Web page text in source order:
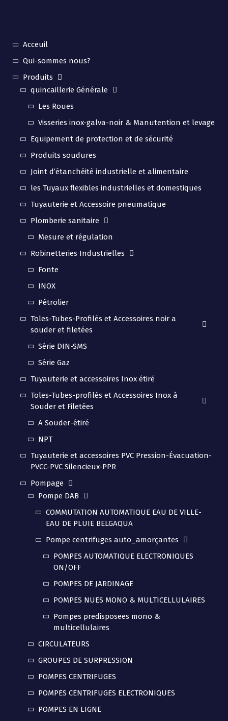
Acceuil
Qui-sommes nous?
Produits
quincaillerie Générale
Les Roues
Visseries inox-galva-noir & Manutention et levage
Equipement de protection et de sécurité
Produits soudures
Joint d’étanchéité industrielle et alimentaire
les Tuyaux flexibles industrielles et domestiques
Tuyauterie et Accessoire pneumatique
Plomberie sanitaire
Mesure et régulation
Robinetteries Industrielles
Fonte
INOX
Pétrolier
Toles-Tubes-Profilés et Accessoires noir a
souder et filetées
Série DIN-SMS
Série Gaz
Tuyauterie et accessoires Inox étiré
Toles-Tubes-profilés et Accessoires Inox à
Souder et Filetées
A Souder-étiré
NPT
Tuyauterie et accessoires PVC Pression-Évacuation-
PVCC-PVC Silencieux-PPR
Pompage
Pompe DAB
COMMUTATION AUTOMATIQUE EAU DE VILLE-
EAU DE PLUIE BELGAQUA
Pompe centrifuges auto_amorçantes
POMPES AUTOMATIQUE ELECTRONIQUES
ON/OFF
POMPES DE JARDINAGE
POMPES NUES MONO & MULTICELLULAIRES
Pompes predisposees mono &
multicellulaires
CIRCULATEURS
GROUPES DE SURPRESSION
POMPES CENTRIFUGES
POMPES CENTRIFUGES ELECTRONIQUES
POMPES EN LIGNE